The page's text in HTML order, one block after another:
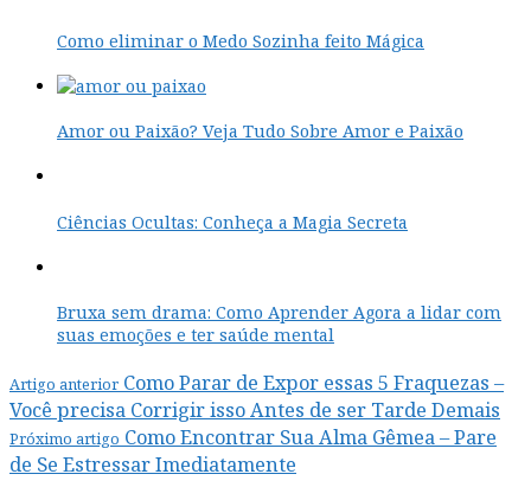
Como eliminar o Medo Sozinha feito Mágica
Amor ou Paixão? Veja Tudo Sobre Amor e Paixão
Ciências Ocultas: Conheça a Magia Secreta
Bruxa sem drama: Como Aprender Agora a lidar com
suas emoções e ter saúde mental
Artigo anterior Como Parar de Expor essas 5 Fraquezas –
Você precisa Corrigir isso Antes de ser Tarde Demais
Próximo artigo Como Encontrar Sua Alma Gêmea – Pare
de Se Estressar Imediatamente